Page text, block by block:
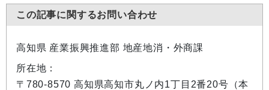
この記事に関するお問い合わせ
高知県 産業振興推進部 地産地消・外商課
所在地：
〒780-8570 高知県高知市丸ノ内1丁目2番20号（本